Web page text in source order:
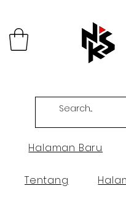
Halaman Baru
Tentang